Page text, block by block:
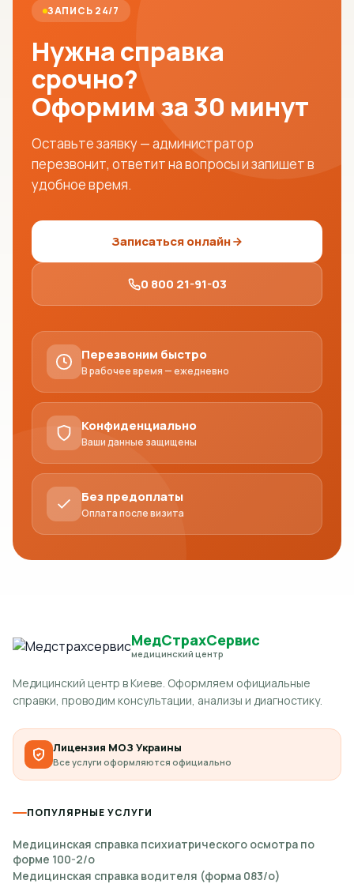
ЗАПИСЬ 24/7
Нужна справка
срочно?
Оформим за 30 минут
Оставьте заявку — администратор
перезвонит, ответит на вопросы и запишет в
удобное время.
Записаться онлайн
0 800 21-91-03
Перезвоним быстро
В рабочее время — ежедневно
Конфиденциально
Ваши данные защищены
Без предоплаты
Оплата после визита
МедСтрахСервис
медицинский центр
Медицинский центр в Киеве. Оформляем официальные
справки, проводим консультации, анализы и диагностику.
Лицензия МОЗ Украины
Все услуги оформляются официально
ПОПУЛЯРНЫЕ УСЛУГИ
Медицинская справка психиатрического осмотра по
форме 100-2/о
Медицинская справка водителя (форма 083/о)